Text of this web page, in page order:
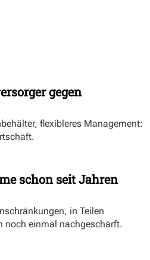
gegen
flexibleres Management:
schon seit Jahren
in Teilen
noch einmal nachgeschärft.